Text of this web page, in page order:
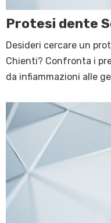
Protesi dente
Desideri cercare un
Chienti? Confronta i
da infiammazioni alle